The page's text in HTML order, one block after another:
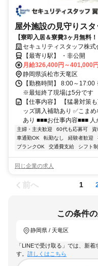
屋外施設の見守りス
【寮即入居＆寮費3ヶ月無料
用率99％で安定生活スタート
セキュリティスタッフ株
【最寄り駅】 ・非公開
月給326,400円～401,000円
静岡県浜松市天竜区
【勤務時間】 8:00～
※最短終了現場は5分です
【仕事内容】 【猛暑対策
ッズ購入補助あり ✅こま
あり ■■■お仕事内容■■■ 人
主婦・主夫歓迎 60代も応募可
車通勤OK
転勤なし 経験者歓迎
ブランクOK
交通費支給 シフト制
同じ企業の求人
前へ 1
この条件
静岡県 / 天竜区
「LINEで受け取る」では、新
す。 詳しくはこちら